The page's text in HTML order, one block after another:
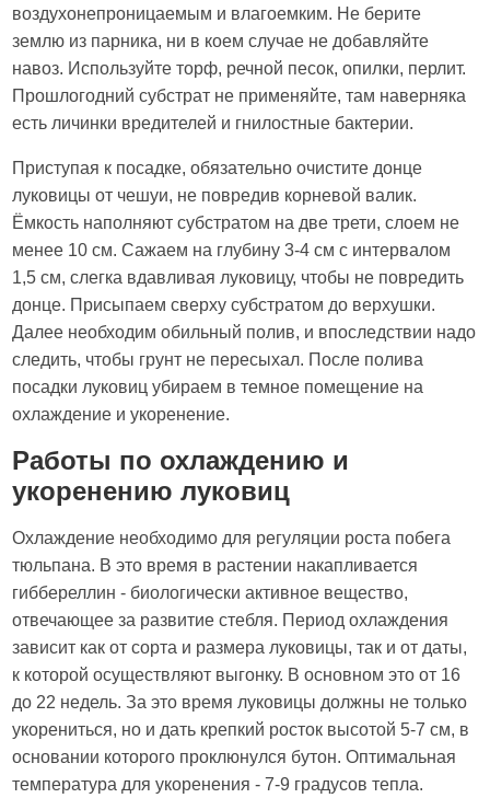
воздухонепроницаемым и влагоемким. Не берите
землю из парника, ни в коем случае не добавляйте
навоз. Используйте торф, речной песок, опилки, перлит.
Прошлогодний субстрат не применяйте, там наверняка
есть личинки вредителей и гнилостные бактерии.
Приступая к посадке, обязательно очистите донце
луковицы от чешуи, не повредив корневой валик.
Ёмкость наполняют субстратом на две трети, слоем не
менее 10 см. Сажаем на глубину 3-4 см с интервалом
1,5 см, слегка вдавливая луковицу, чтобы не повредить
донце. Присыпаем сверху субстратом до верхушки.
Далее необходим обильный полив, и впоследствии надо
следить, чтобы грунт не пересыхал. После полива
посадки луковиц убираем в темное помещение на
охлаждение и укоренение.
Работы по охлаждению и
укоренению луковиц
Охлаждение необходимо для регуляции роста побега
тюльпана. В это время в растении накапливается
гиббереллин - биологически активное вещество,
отвечающее за развитие стебля. Период охлаждения
зависит как от сорта и размера луковицы, так и от даты,
к которой осуществляют выгонку. В основном это от 16
до 22 недель. За это время луковицы должны не только
укорениться, но и дать крепкий росток высотой 5-7 см, в
основании которого проклюнулся бутон. Оптимальная
температура для укоренения - 7-9 градусов тепла.